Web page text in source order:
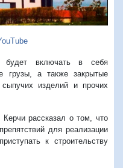
будет включать в себя
грузы, а также закрытые
изделий и прочих
рассказал о том, что
для реализации
к строительству